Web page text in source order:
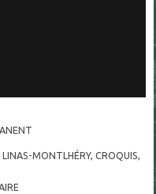
MONTLHÉRY,CROQUIS,